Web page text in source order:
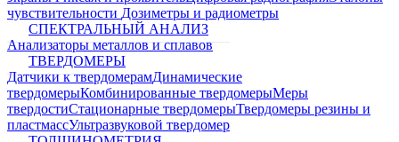
чувствительности Дозиметры и радиометры
СПЕКТРАЛЬНЫЙ АНАЛИЗ
Анализаторы металлов и сплавов
ТВЕРДОМЕРЫ
Датчики к твердомерамДинамические
твердомерыКомбинированные твердомерыМеры
твердостиСтационарные твердомерыТвердомеры резины и
пластмассУльтразвуковой твердомер